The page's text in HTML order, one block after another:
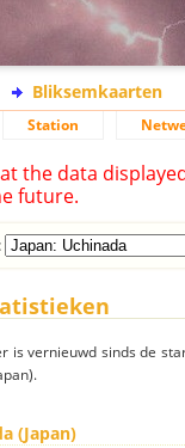
Bliksemkaarten
Station
the data
future.
is vernieuwd sinds de
(Japan)